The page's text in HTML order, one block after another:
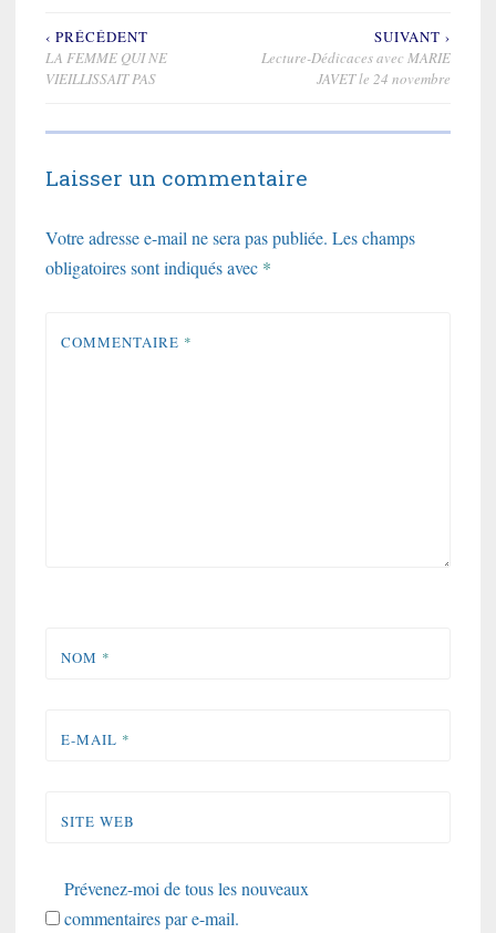
Navigation
de
‹ PRÉCÉDENT
LA FEMME QUI NE
VIEILLISSAIT PAS
SUIVANT ›
Lecture-Dédicaces avec MARIE
JAVET le 24 novembre
Laisser un commentaire
Votre adresse e-mail ne sera pas publiée. Les champs
obligatoires sont indiqués avec *
COMMENTAIRE *
NOM *
E-MAIL *
SITE WEB
Prévenez-moi de tous les nouveaux
commentaires par e-mail.